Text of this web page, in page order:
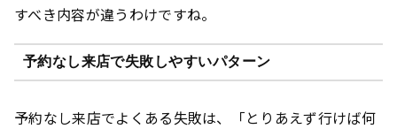
すべき内容が違うわけですね。
予約なし来店で失敗しやすいパターン
予約なし来店でよくある失敗は、「とりあえず行けば何